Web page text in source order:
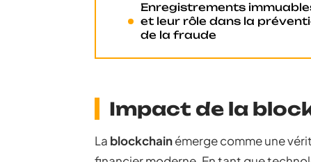
Enregistrements
et leur rôle dans la
de la fraude
Impact de la
La blockchainémerge comme une